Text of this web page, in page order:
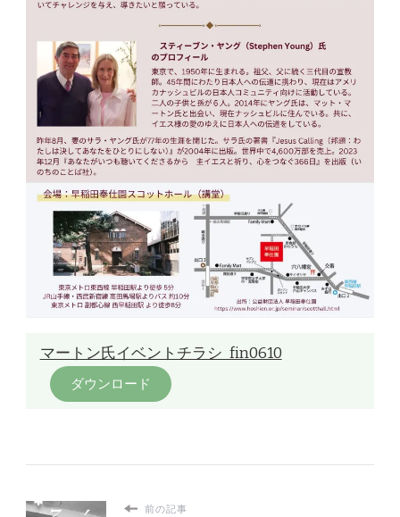
マートン氏イベントチラシ_fin0610
ダウンロード
前の記事